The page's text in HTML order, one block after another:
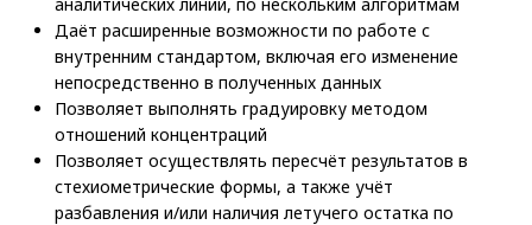
Даёт расширенные возможности по работе с
внутренним стандартом, включая его изменение
непосредственно в полученных данных
Позволяет выполнять градуировку методом
отношений концентраций
Позволяет осуществлять пересчёт результатов в
стехиометрические формы, а также учёт
разбавления и/или наличия летучего остатка по